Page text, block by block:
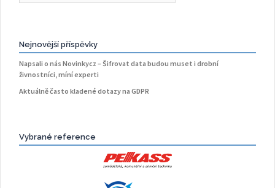
Nejnovější příspěvky
Napsali o nás Novinkycz – Šifrovat data budou muset i drobní
živnostníci, míní experti
Aktuálně často kladené dotazy na GDPR
Vybrané reference